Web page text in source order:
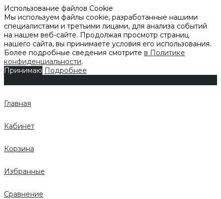
Использование файлов Cookie
Мы используем файлы cookie, разработанные нашими
специалистами и третьими лицами, для анализа событий
на нашем веб-сайте. Продолжая просмотр страниц
нашего сайта, вы принимаете условия его использования.
Более подробные сведения смотрите в Политике
конфиденциальности.
Принимаю Подробнее
Главная
Кабинет
Корзина
Избранные
Сравнение